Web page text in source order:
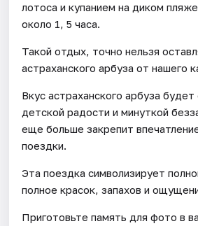
лотоса и купанием на диком
около 1, 5 часа.
Такой отдых, точно нельзя
астраханского арбуза от нашего
Вкус астраханского арбуза
детской радости и минуткой
еще больше закрепит
поездки.
Эта поездка символизирует
полное красок, запахов и
Приготовьте память для фото в